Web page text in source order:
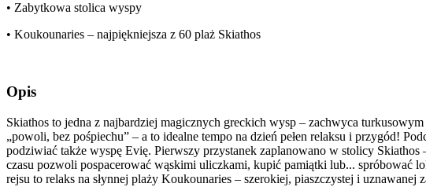
• Zabytkowa stolica wyspy
• Koukounaries – najpiękniejsza z 60 plaż Skiathos
Opis
Skiathos to jedna z najbardziej magicznych greckich wysp – zachwyca
„powoli, bez pośpiechu” – a to idealne tempo na dzień pełen relaksu i przygód!
podziwiać także wyspę Evię. Pierwszy przystanek zaplanowano w stolicy
czasu pozwoli pospacerować wąskimi uliczkami, kupić pamiątki lub... spróbować
rejsu to relaks na słynnej plaży Koukounaries – szerokiej, piaszczystej i